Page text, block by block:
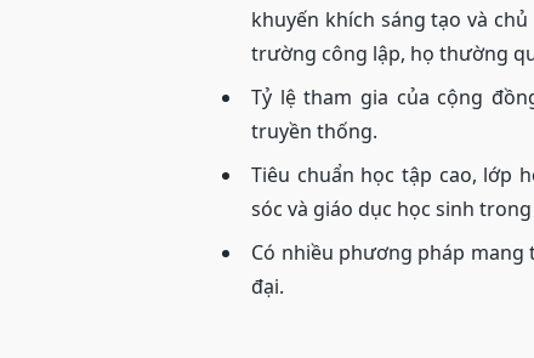
khuyến khích sáng tạo và
trường công lập, họ thường
Tỷ lệ tham gia của cộng
truyền thống.
Tiêu chuẩn học tập cao, lớp
sóc và giáo dục học sinh
Có nhiều phương pháp
đại.